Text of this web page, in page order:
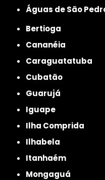
Águas de São
Bertioga
Cananéia
Caraguatatuba
Cubatão
Guarujá
Iguape
Ilha Comprida
Ilhabela
Itanhaém
Mongaguá